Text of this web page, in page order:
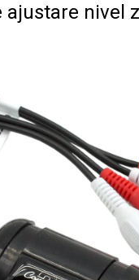
ajustare nivel